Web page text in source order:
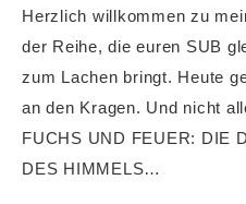
Herzlich willkommen zu
der Reihe, die euren SUB
zum Lachen bringt. Heute
an den Kragen. Und nicht
FUCHS UND FEUER: DIE
DES HIMMELS…